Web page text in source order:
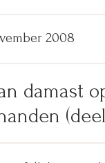
damast
2008